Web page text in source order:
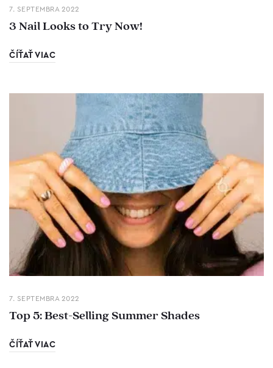
7. SEPTEMBRA 2022
3 Nail Looks to Try Now!
ČÍŤAŤ VIAC
7. SEPTEMBRA 2022
Top 5: Best-Selling Summer Shades
ČÍŤAŤ VIAC